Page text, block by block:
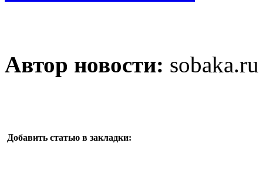
Автор новости: sobaka.ru
Добавить статью в закладки: